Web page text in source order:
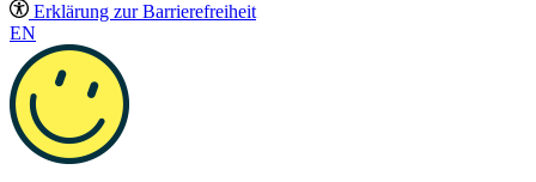
Erklärung zur Barrierefreiheit
EN